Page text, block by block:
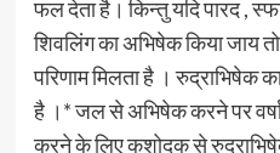
फल देता है। किन्तु यदि पारद ,
शिवलिंग का अभिषेक किया जाय
परिणाम मिलता है । रुद्राभिषेक
है ।* जल से अभिषेक करने पर वर्षा
करने के लिए कुशोदक से